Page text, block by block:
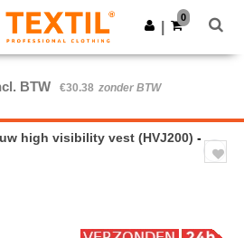
app!
Download app
0
BTW €30.38 zonder BTW
high visibility vest (HVJ200) -